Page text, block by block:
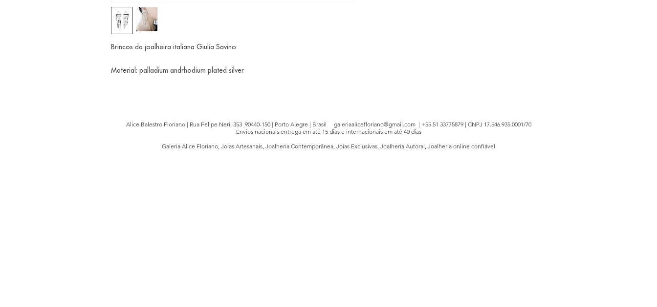
Brincos da joalheira italiana Giulia Savino
Material: palladium andrhodium plated silver
Alice Balestro Floriano | Rua Felipe Neri, 353 90440-150 | Porto Alegre | Brasil galeriaalicefloriano@gmail.com| +55 51 33775879 | CNPJ 17.546.935.0001/70
Envios nacionais entrega em até 15 dias e internacionais em até 40 dias
Galeria Alice Floriano, Joias Artesanais, Joalheria Contemporânea, Joias Exclusivas, Joalheria Autoral, Joalheria online confiável